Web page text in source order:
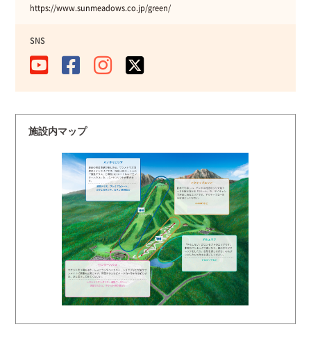
https://www.sunmeadows.co.jp/green/
SNS
施設内マップ